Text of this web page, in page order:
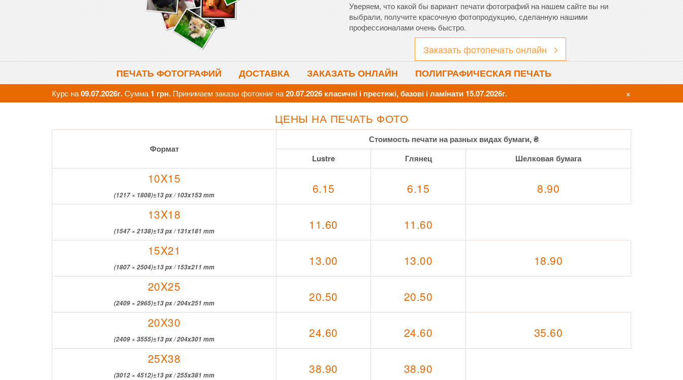
Уверяем, что какой бы вариант печати фотографий на нашем сайте вы ни
выбрали, получите красочную фотопродукцию, сделанную нашими
профессионалами очень быстро.
Заказать фотопечать онлайн
ПЕЧАТЬ ФОТОГРАФИЙ
ДОСТАВКА ЗАКАЗАТЬ ОНЛАЙН ПОЛИГРАФИЧЕСКАЯ ПЕЧАТЬ
Курс на09.07.2026г.Сумма 1 грн. Принимаем заказы фотокниг на20.07.2026 класичні і престижі, базові і ламінати 15.07.2026г. ×
ЦЕНЫ НА ПЕЧАТЬ ФОТО
Формат
Стоимость печати на разных видах бумаги, ₴
Lustre
Глянец Шелковая бумага
10X15
(1217 × 1808)±13 px / 103x153 mm 6.15 6.15
8.90
13X18
(1547 × 2138)±13 px / 131x181 mm 11.60
11.60
15X21
(1807 × 2504)±13 px / 153x211 mm 13.00 13.00
18.90
20X25
(2409 × 2965)±13 px / 204х251 mm 20.50
20.50
20X30
(2409 × 3555)±13 px / 204x301 mm 24.60 24.60
35.60
25X38
(3012 × 4512)±13 px / 255x381 mm 38.90
38.90